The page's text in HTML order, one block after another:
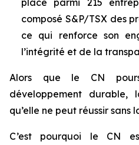
place parmi 215
composé S&P/TSX des
ce qui renforce son
l’intégrité et de la
Alors que le CN
développement durable,
qu’elle ne peut réussir sans
C’est pourquoi le CN